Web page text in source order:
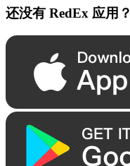
还没有 RedEx 应用？